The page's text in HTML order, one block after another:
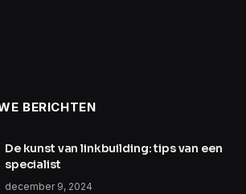
BERICHTEN
De kunst van linkbuilding: tips van een
specialist
december 9, 2024